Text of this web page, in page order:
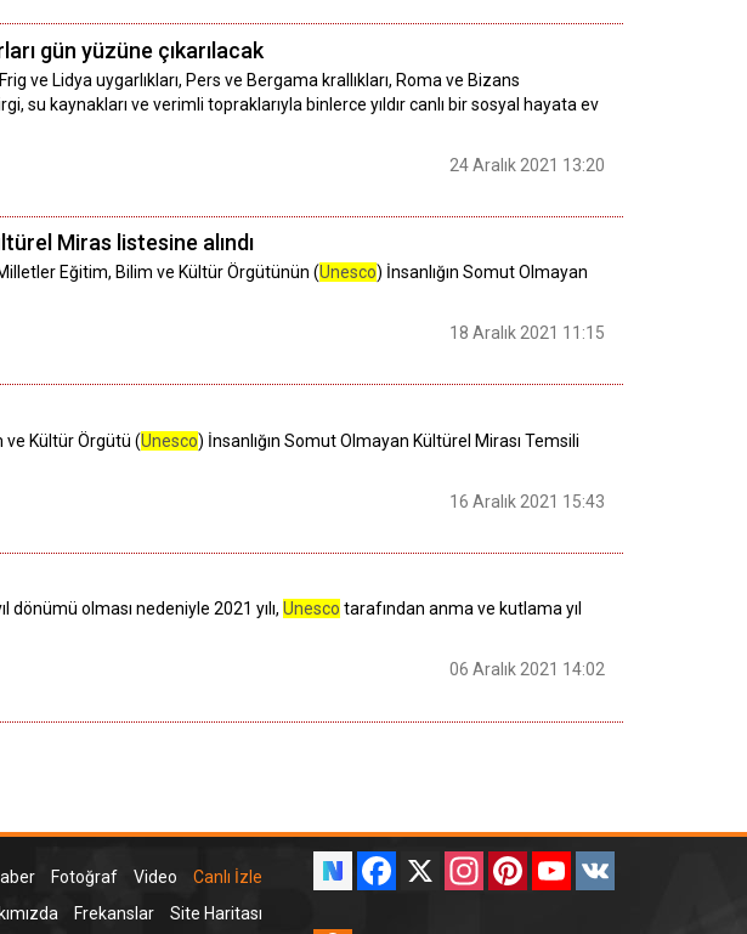
gün yüzüne çıkarılacak
ve Lidya uygarlıkları, Pers ve Bergama krallıkları, Roma ve Bizans
su kaynakları ve verimli topraklarıyla binlerce yıldır canlı bir sosyal hayata ev
24 Aralık 2021 13:20
Miras listesine alındı
Eğitim, Bilim ve Kültür Örgütünün (Unesco) İnsanlığın Somut Olmayan
18 Aralık 2021 11:15
ve Kültür Örgütü (Unesco) İnsanlığın Somut Olmayan Kültürel Mirası Temsili
16 Aralık 2021 15:43
dönümü olması nedeniyle 2021 yılı, Unesco tarafından anma ve kutlama yıl
06 Aralık 2021 14:02
Fotoğraf Video
Canlı İzle
Frekanslar Site Haritası
Facebook
X InstagramPinterestYouTube